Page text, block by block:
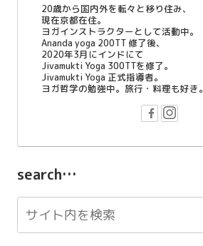
20歳から国内外を転々と移り住み、
現在京都在住。
ヨガインストラクターとして活動中。
Ananda yoga 200TT 修了後、
2020年3月にインドにて
Jivamukti Yoga 300TTを修了。
Jivamukti Yoga 正式指導者。
ヨガ哲学の勉強中。旅行・料理も好き。
search…